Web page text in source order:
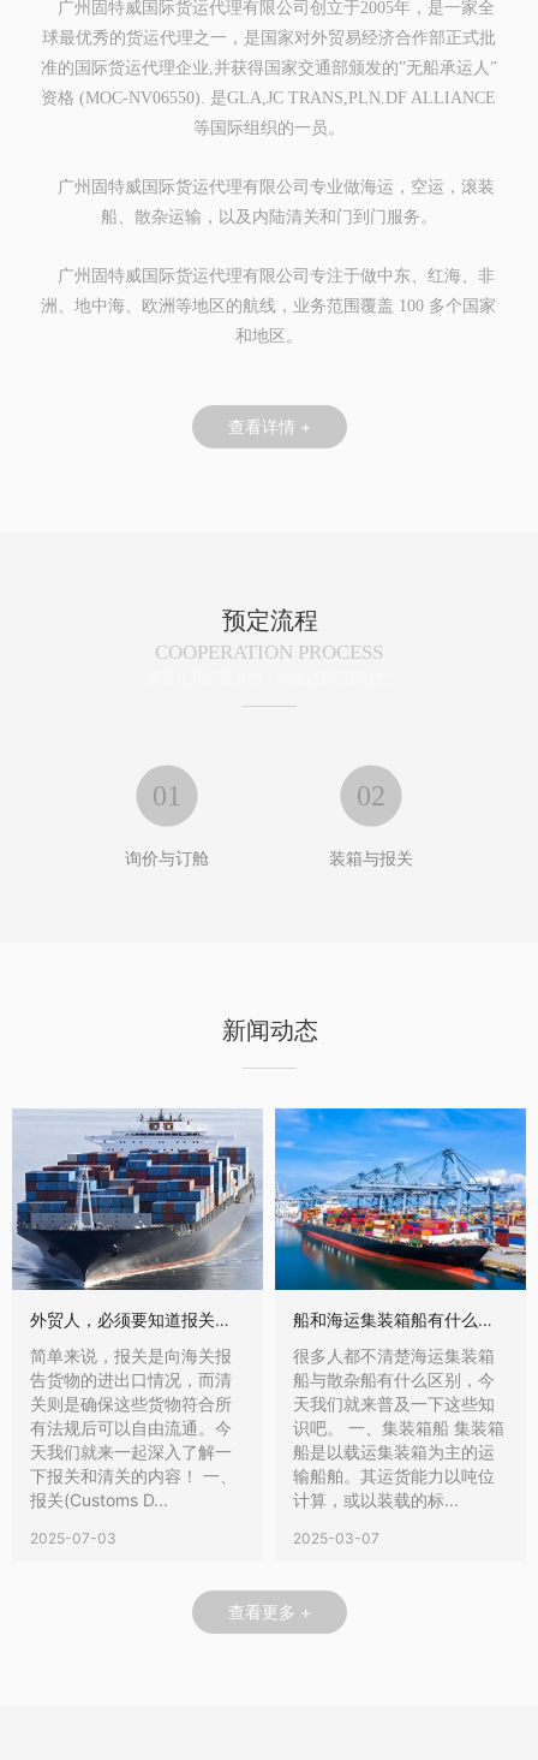
广州固特威国际货运代理有限公司创立于2005年，是一家全
球最优秀的货运代理之一，是国家对外贸易经济合作部正式批
准的国际货运代理企业,并获得国家交通部颁发的”无船承运人”
资格 (MOC-NV06550). 是GLA,JC TRANS,PLN.DF ALLIANCE
等国际组织的一员。
广州固特威国际货运代理有限公司专业做海运，空运，滚装
船、散杂运输，以及内陆清关和门到门服务。
广州固特威国际货运代理有限公司专注于做中东、红海、非
洲、地中海、欧洲等地区的航线，业务范围覆盖 100 多个国家
和地区。
查看详情 +
预定流程
COOPERATION PROCESS
01
询价与订舱
02
装箱与报关
新闻动态
外贸人，必须要知道报关和清关的区别！
简单来说，报关是向海关报
告货物的进出口情况，而清
关则是确保这些货物符合所
有法规后可以自由流通。今
天我们就来一起深入了解一
下报关和清关的内容！ 一、
报关(Customs D...
2025-07-03
船和海运集装箱船有什么区别
很多人都不清楚海运集装箱
船与散杂船有什么区别，今
天我们就来普及一下这些知
识吧。 一、集装箱船 集装箱
船是以载运集装箱为主的运
输船舶。其运货能力以吨位
计算，或以装载的标...
2025-03-07
查看更多 +